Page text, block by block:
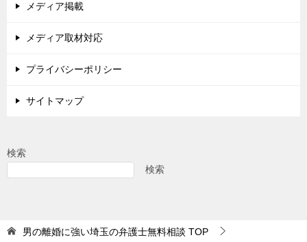
メディア掲載
メディア取材対応
プライバシーポリシー
サイトマップ
検索
検索
男の離婚に強い埼玉の弁護士無料相談 TOP